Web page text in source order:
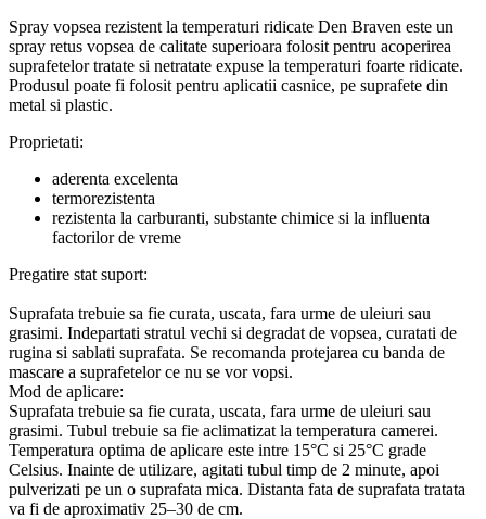
Temperature
,
rosu
,
interior
exterior
400
ML
Spray vopsea rezistent la temperaturi ridicate Den Braven este un
spray retus vopsea de calitate superioara folosit pentru acoperirea
suprafetelor tratate si netratate expuse la temperaturi foarte ridicate.
Produsul poate fi folosit pentru aplicatii casnice, pe suprafete din
metal si plastic.
Proprietati:
aderenta excelenta
termorezistenta
rezistenta la carburanti, substante chimice si la influenta
factorilor de vreme
Pregatire stat suport:
Suprafata trebuie sa fie curata, uscata, fara urme de uleiuri sau
grasimi. Indepartati stratul vechi si degradat de vopsea, curatati de
rugina si sablati suprafata. Se recomanda protejarea cu banda de
mascare a suprafetelor ce nu se vor vopsi.
Mod de aplicare:
Suprafata trebuie sa fie curata, uscata, fara urme de uleiuri sau
grasimi. Tubul trebuie sa fie aclimatizat la temperatura camerei.
Temperatura optima de aplicare este intre 15°C si 25°C grade
Celsius. Inainte de utilizare, agitati tubul timp de 2 minute, apoi
pulverizati pe un o suprafata mica. Distanta fata de suprafata tratata
va fi de aproximativ 25–30 de cm.